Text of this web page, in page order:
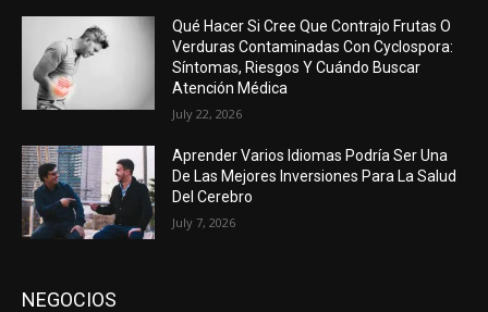
Qué Hacer Si Cree Que Contrajo Frutas O
Verduras Contaminadas Con Cyclospora:
Síntomas, Riesgos Y Cuándo Buscar
Atención Médica
July 22, 2026
Aprender Varios Idiomas Podría Ser Una
De Las Mejores Inversiones Para La Salud
Del Cerebro
July 7, 2026
NEGOCIOS